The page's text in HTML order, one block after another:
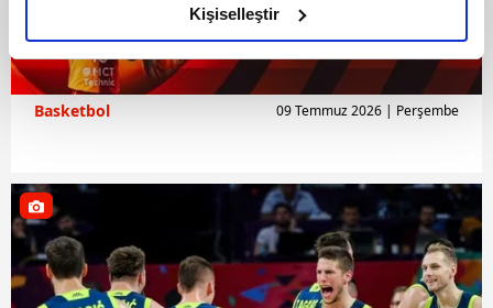
olduğunu ve sizlere en iyi içerikleri sunabilmek adına
elimizden gelen çabayı gösterdiğimizi ve bu noktada,
reklamların maliyetlerimizi karşılamak noktasında tek gelir
kalemimiz olduğunu sizlere hatırlatmak isteriz.
gösterilmeyecektir."
Sizlere daha iyi bir hizmet sunabilmek için İnternet
Sitemizde kendimize ve üçüncü kişilere ait çerezler
kullanılmaktadır. Bu çerezler vasıtasıyla çeşitli kişisel
Kişiselleştir
Basketbol 09 Temmuz 2026 | Perşembe